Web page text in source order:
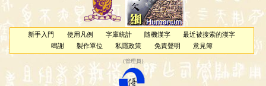
新手入門 使用凡例 字庫統計 隨機漢字
最近被搜索的漢字
鳴謝
製作單位 私隱政策 免責聲明 意見簿
（管理員 ）